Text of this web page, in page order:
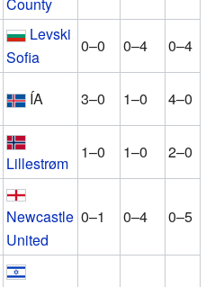
County
Levski
Sofia
0–0 0–4 0–4
ÍA 3–0 1–0
4–0
Lillestrøm
1–0 1–0 2–0
Newcastle
United
0–1 0–4 0–5